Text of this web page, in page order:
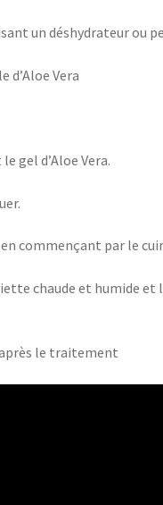
un déshydrateur ou
d’Aloe Vera
gel d’Aloe Vera.
commençant par le
chaude et humide
après le traitement